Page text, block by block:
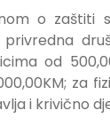
o zaštiti
od
za
i krivično